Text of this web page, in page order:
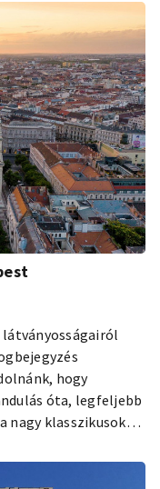
látványosságairól
hogy
óta, legfeljebb
klasszikusokat.